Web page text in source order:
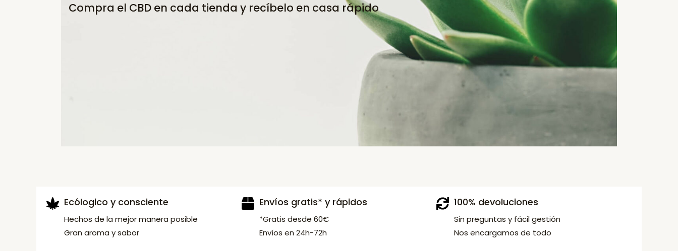
Compra el CBD en cada tienda y recíbelo en casa rápido
Ecólogico y consciente
Hechos de la mejor manera posible
Gran aroma y sabor
Envíos gratis* y rápidos
*Gratis desde 60€
Envíos en 24h-72h
100% devoluciones
Sin preguntas y fácil gestión
Nos encargamos de todo